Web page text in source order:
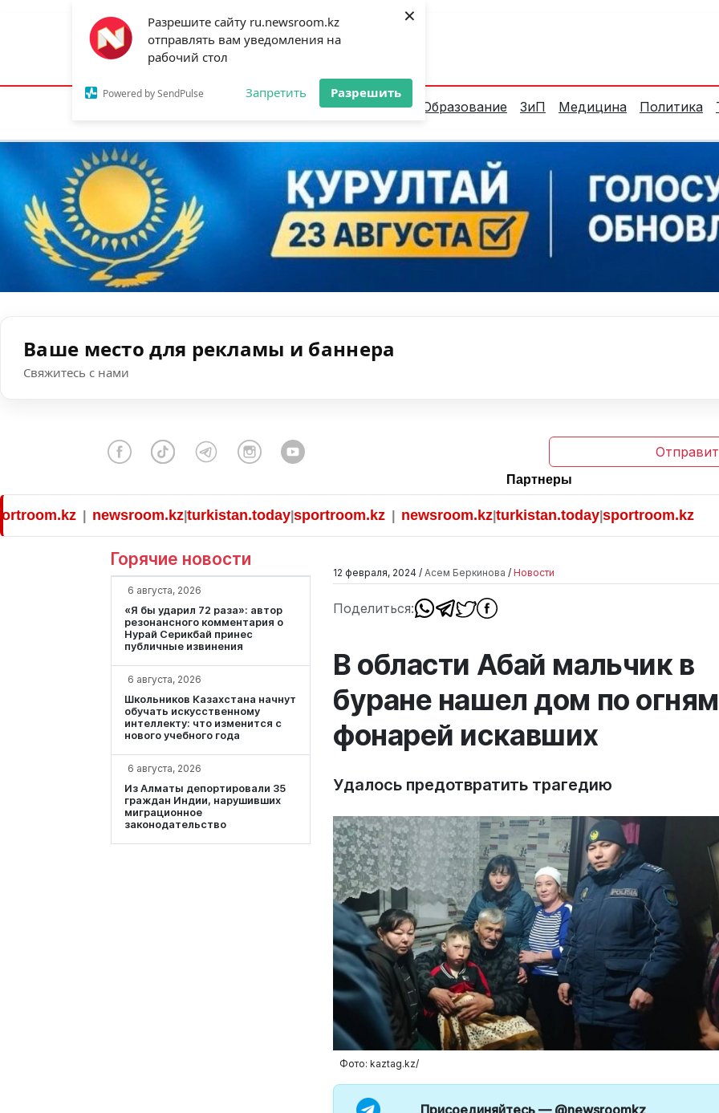
Разрешите сайту ru.newsroom.kz
отправлять вам уведомления на
рабочий стол
Powered by SendPulse Запретить Разрешить
×
Астана:18°C Алматы:22°C Шымкент:
Новости Аналитика Образование ЗиП Медицина Политика
Ваше место для рекламы и баннера
Свяжитесь с нами
Партнеры
|newsroom.kz|turkistan.today|sportroom.kz|newsroom.kz|turkistan.today|sportroom.kz
Горячие новости
6 августа, 2026
«Я бы ударил 72 раза»: автор
резонансного комментария о
Нурай Серикбай принес
публичные извинения
6 августа, 2026
Школьников Казахстана начнут
обучать искусственному
интеллекту: что изменится с
нового учебного года
6 августа, 2026
Из Алматы депортировали 35
граждан Индии, нарушивших
миграционное
законодательство
12 февраля, 2024 / Асем Беркинова / Новости
Поделиться:
В области Абай мальчик в
буране нашел дом по огням
фонарей искавших
Удалось предотвратить трагедию
Фото: kaztag.kz/
Присоединяйтесь — @newsroomkz